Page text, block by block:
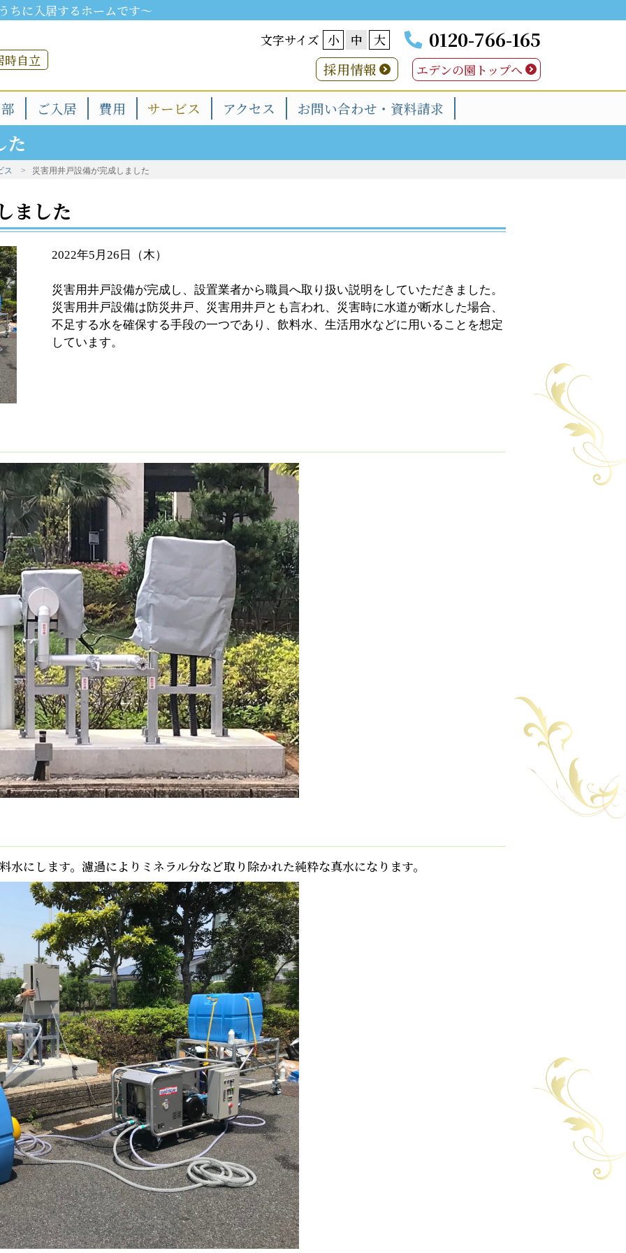
に入居するホームです～
時自立
文字サイズ 小 中 大 0120-766-165
採用情報 エデンの園トップへ
ご入居 費用 サービス アクセス お問い合わせ・資料請求
た
ス 災害用井戸設備が完成しました
ました
2022年5月26日（木）
災害用井戸設備が完成し、設置業者から職員へ取り扱い説明をしていただきました。
災害用井戸設備は防災井戸、災害用井戸とも言われ、災害時に水道が断水した場合、
不足する水を確保する手段の一つであり、飲料水、生活用水などに用いることを想定
しています。
水にします。濾過によりミネラル分など取り除かれた純粋な真水になります。